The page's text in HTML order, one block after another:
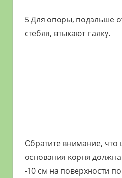
5.Для опоры, подальше
стебля, втыкают палку.
Обратите внимание, что
основания корня
-10 см на поверхности